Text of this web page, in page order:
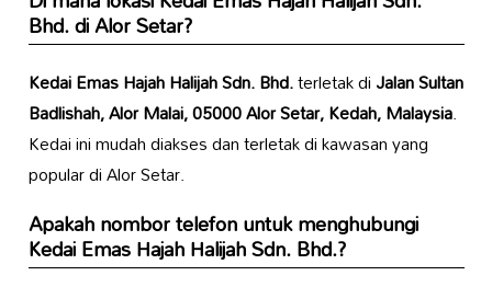
Bhd.di Alor Setar?
Kedai Emas Hajah Halijah Sdn. Bhd.terletak diJalan Sultan
Badlishah, Alor Malai, 05000 Alor Setar, Kedah, Malaysia.
Kedai ini mudah diakses dan terletak di kawasan yang
popular di Alor Setar.
Apakah nombor telefon untuk menghubungi
Kedai Emas Hajah Halijah Sdn. Bhd.?